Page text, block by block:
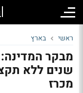
ראשי בארץ
מבקר
שנים ללא
מכרז